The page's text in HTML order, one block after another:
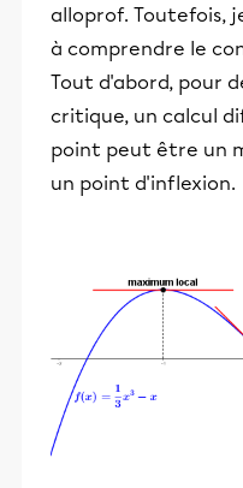
alloprof. Toutefois,
à comprendre le
Tout d'abord, pour
critique, un calcul
point peut être un
un point d'inflexion.